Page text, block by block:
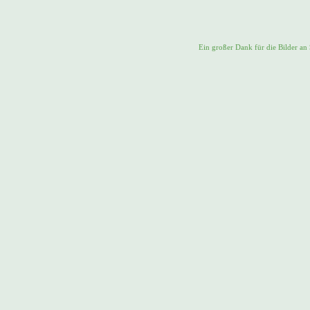
Ein großer Dank für die Bilder an